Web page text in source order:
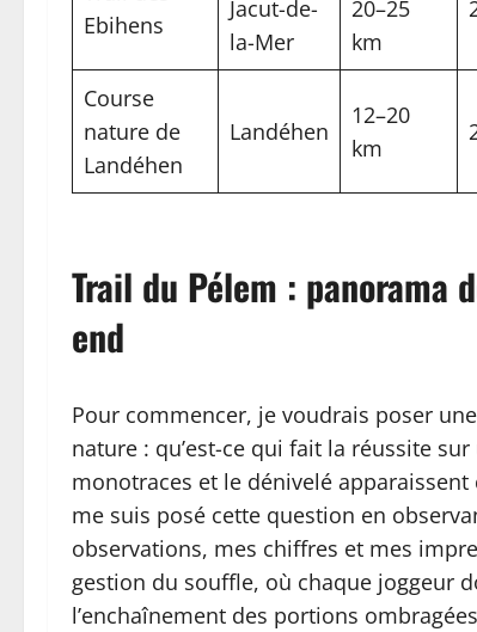
Ebihens
Jacut-de-
la-Mer
20–25
km
Course
nature de
Landéhen
Landéhen
12–20
km
Trail du Pélem : panorama
end
Pour commencer, je voudrais poser
nature : qu’est-ce qui fait la réussite
monotraces et le dénivelé
me suis posé cette question en
observations, mes chiffres et mes
gestion du souffle, où chaque joggeur
l’enchaînement des portions